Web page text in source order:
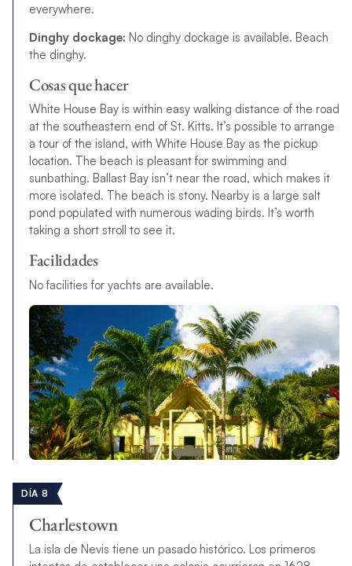
everywhere.
Dinghy dockage: No dinghy dockage is available. Beach
the dinghy.
Cosas que hacer
White House Bay is within easy walking distance of the road
at the southeastern end of St. Kitts. It’s possible to arrange
a tour of the island, with White House Bay as the pickup
location. The beach is pleasant for swimming and
sunbathing. Ballast Bay isn’t near the road, which makes it
more isolated. The beach is stony. Nearby is a large salt
pond populated with numerous wading birds. It’s worth
taking a short stroll to see it.
Facilidades
No facilities for yachts are available.
DÍA 8
Charlestown
La isla de Nevis tiene un pasado histórico. Los primeros